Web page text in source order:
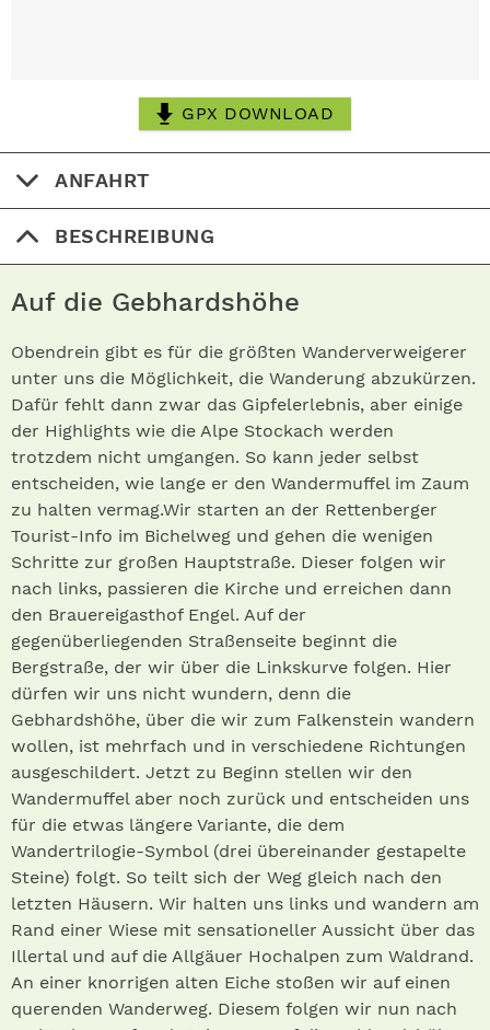
GPX DOWNLOAD
ANFAHRT
BESCHREIBUNG
Auf die Gebhardshöhe
Obendrein gibt es für die größten Wanderverweigerer
unter uns die Möglichkeit, die Wanderung abzukürzen.
Dafür fehlt dann zwar das Gipfelerlebnis, aber einige
der Highlights wie die Alpe Stockach werden
trotzdem nicht umgangen. So kann jeder selbst
entscheiden, wie lange er den Wandermuffel im Zaum
zu halten vermag.Wir starten an der Rettenberger
Tourist-Info im Bichelweg und gehen die wenigen
Schritte zur großen Hauptstraße. Dieser folgen wir
nach links, passieren die Kirche und erreichen dann
den Brauereigasthof Engel. Auf der
gegenüberliegenden Straßenseite beginnt die
Bergstraße, der wir über die Linkskurve folgen. Hier
dürfen wir uns nicht wundern, denn die
Gebhardshöhe, über die wir zum Falkenstein wandern
wollen, ist mehrfach und in verschiedene Richtungen
ausgeschildert. Jetzt zu Beginn stellen wir den
Wandermuffel aber noch zurück und entscheiden uns
für die etwas längere Variante, die dem
Wandertrilogie-Symbol (drei übereinander gestapelte
Steine) folgt. So teilt sich der Weg gleich nach den
letzten Häusern. Wir halten uns links und wandern am
Rand einer Wiese mit sensationeller Aussicht über das
Illertal und auf die Allgäuer Hochalpen zum Waldrand.
An einer knorrigen alten Eiche stoßen wir auf einen
querenden Wanderweg. Diesem folgen wir nun nach